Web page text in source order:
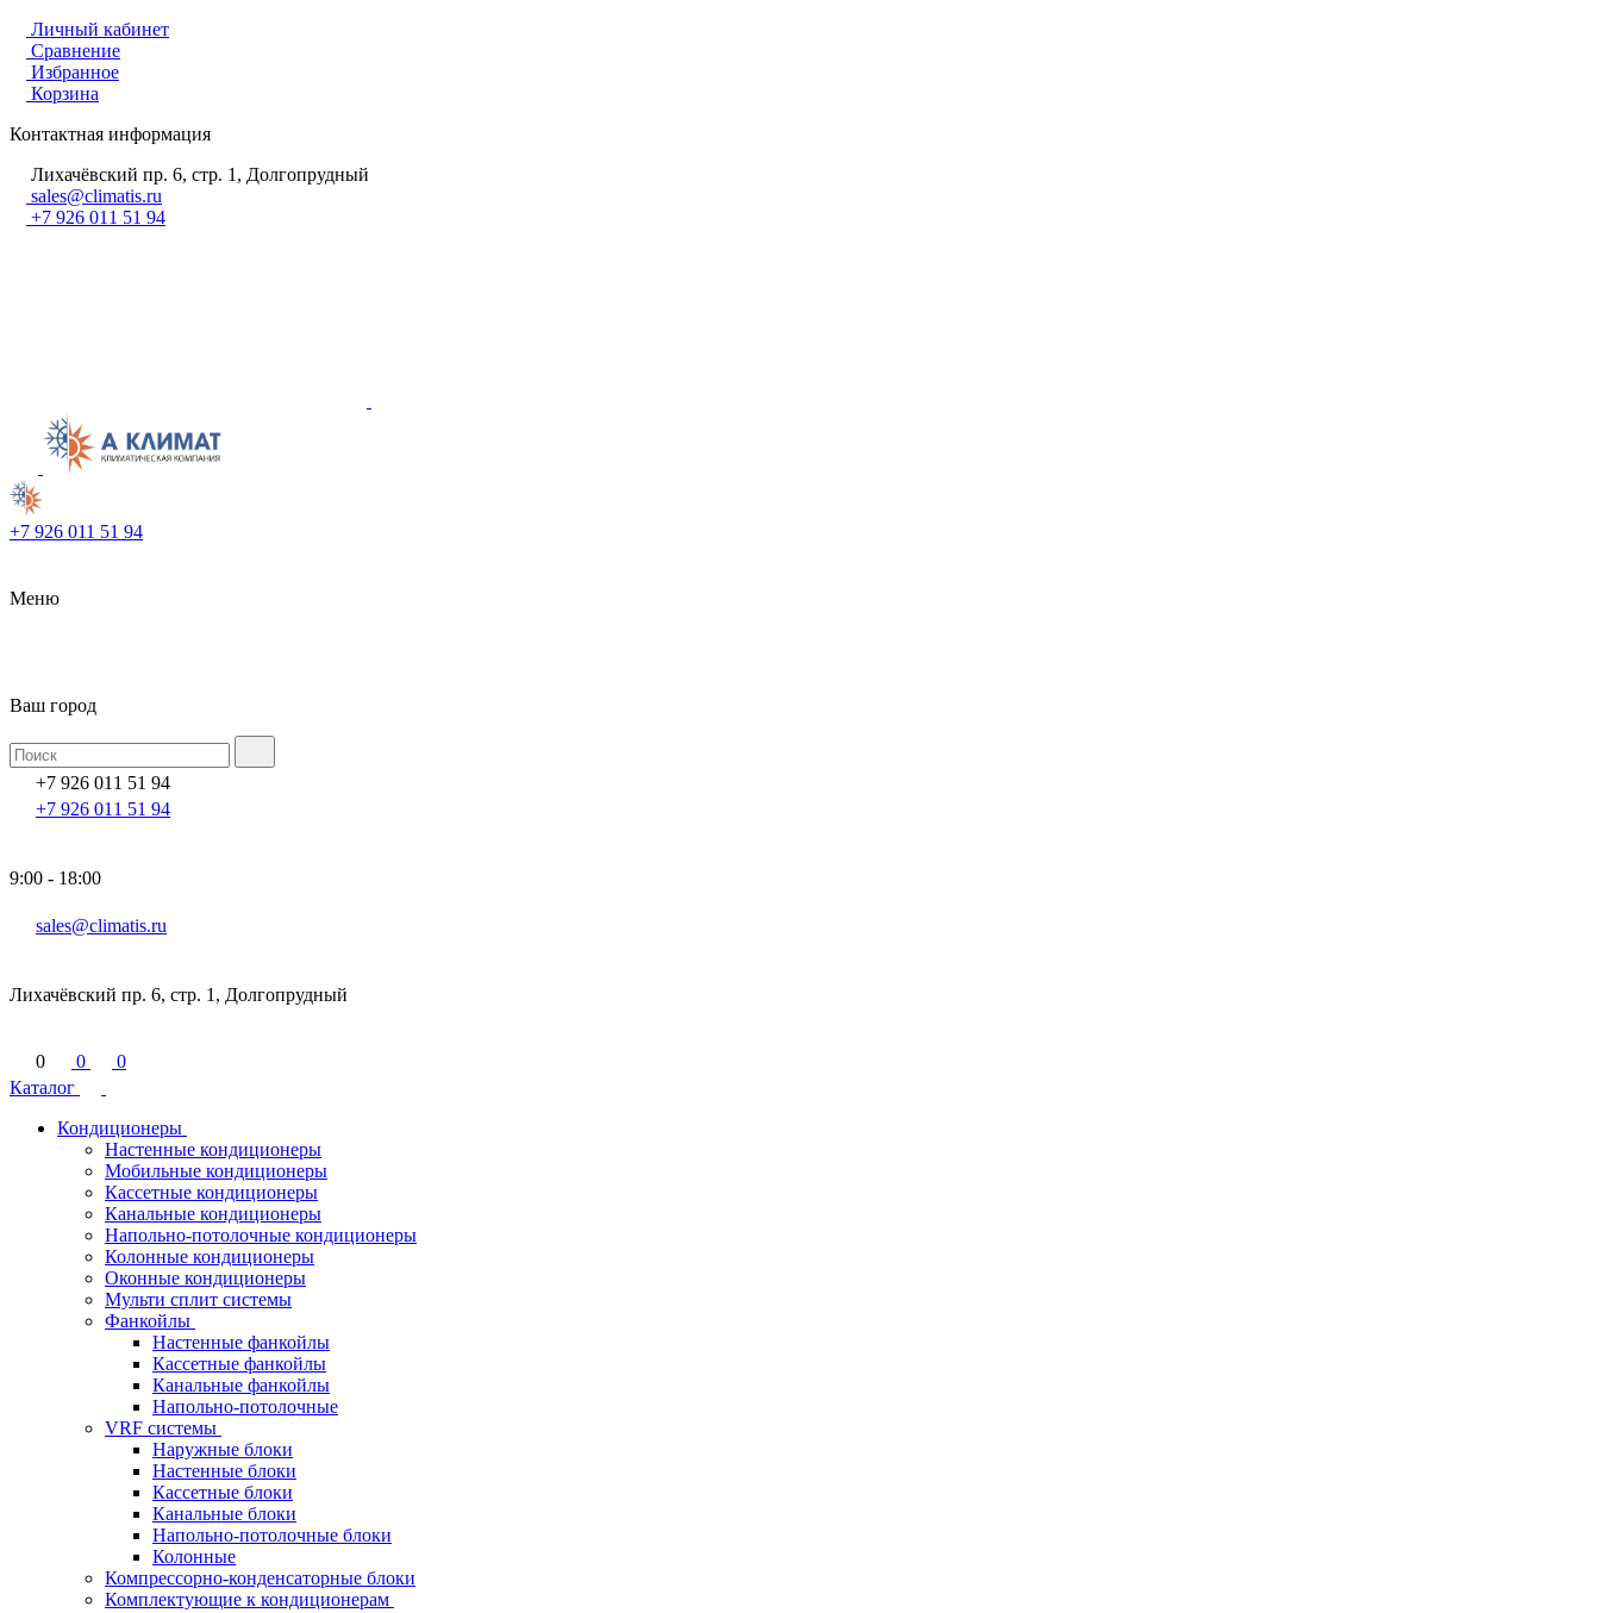
Личный кабинет
Сравнение
Избранное
Корзина
Контактная информация
Лихачёвский пр. 6, стр. 1, Долгопрудный
sales@climatis.ru
+7 926 011 51 94
+7 926 011 51 94
Меню
Ваш город
+7 926 011 51 94
+7 926 011 51 94
9:00 - 18:00
sales@climatis.ru
Лихачёвский пр. 6, стр. 1, Долгопрудный
0 0
0
Каталог
Кондиционеры
Настенные кондиционеры
Мобильные кондиционеры
Кассетные кондиционеры
Канальные кондиционеры
Напольно-потолочные кондиционеры
Колонные кондиционеры
Оконные кондиционеры
Мульти сплит системы
Фанкойлы
Настенные фанкойлы
Кассетные фанкойлы
Канальные фанкойлы
Напольно-потолочные
VRF системы
Наружные блоки
Настенные блоки
Кассетные блоки
Канальные блоки
Напольно-потолочные блоки
Колонные
Компрессорно-конденсаторные блоки
Комплектующие к кондиционерам